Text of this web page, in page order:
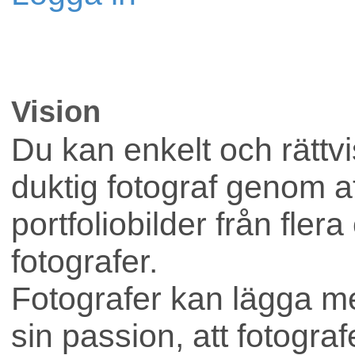
Företag
Vision
Du kan enkelt och
duktig fotograf genom
portfoliobilder från flera
fotografer.
Fotografer kan lägga
sin passion, att